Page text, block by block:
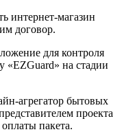
интернет-магазин
договор.
для контроля
«EZGuard» на стадии
агрегатор бытовых
проекта
пакета.